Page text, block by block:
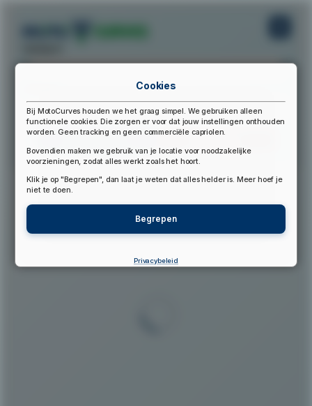
▲
Cookies
Bij MotoCurves houden we het graag simpel. We gebruiken alleen
functionele cookies. Die zorgen er voor dat jouw instellingen onthouden
worden. Geen tracking en geen commerciële capriolen.
Bovendien maken we gebruik van je locatie voor noodzakelijke
voorzieningen, zodat alles werkt zoals het hoort.
Klik je op "Begrepen", dan laat je weten dat alles helder is. Meer hoef je
niet te doen.
Begrepen
Privacybeleid